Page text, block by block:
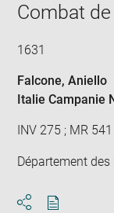
Combat
1631
Falcone, Aniello
Italie Campanie
INV 275 ; MR 541
Département